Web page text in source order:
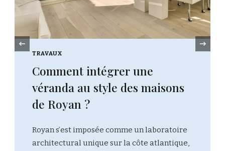
TRAVAUX
Comment intégrer une
véranda au style des maisons
de Royan ?
Royan s’est imposée comme un laboratoire
architectural unique sur la côte atlantique,